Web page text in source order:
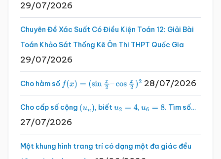
29/07/2026
Chuyên Đề Xác Suất Có Điều Kiện Toán 12: Giải Bài
Toán Khảo Sát Thống Kê Ôn Thi THPT Quốc Gia
29/07/2026
Cho hàm số f(x)=(sinx2 –cosx2 )2 28/07/2026
Cho cấp số cộng (un), biếtu2 =4 , u6 =8 . Tìm số…
27/07/2026
Một khung hình trang trí có dạng một đa giác đều